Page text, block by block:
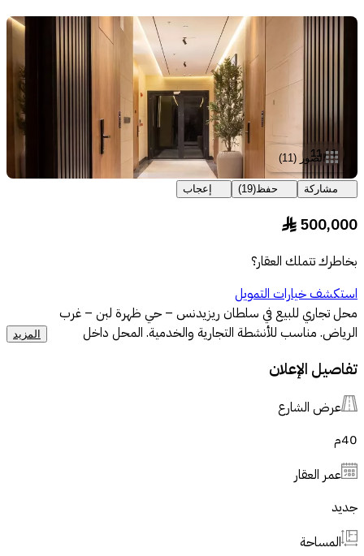
1
/
11
الصور (
11
)
مشاركة حفظ(
19
) إعجاب
500,000
§
بخاطرك تتملك العقار؟
استكشف خيارات التمويل
محل تجاري للبيع في سلطان ريزيدنس – حي ظهرة لبن – غرب
الرياض. مناسب للأنشطة التجارية والخدمية. المحل داخل
الحي مباشرة، وقريب من الطرق الرئيسية. واجهة مناسبة للنشاط
المباشر أو للاستثمار والتأجير.
المزيد
تفاصيل الإعلان
عرض الشارع
40م
عمر العقار
جديد
المساحة